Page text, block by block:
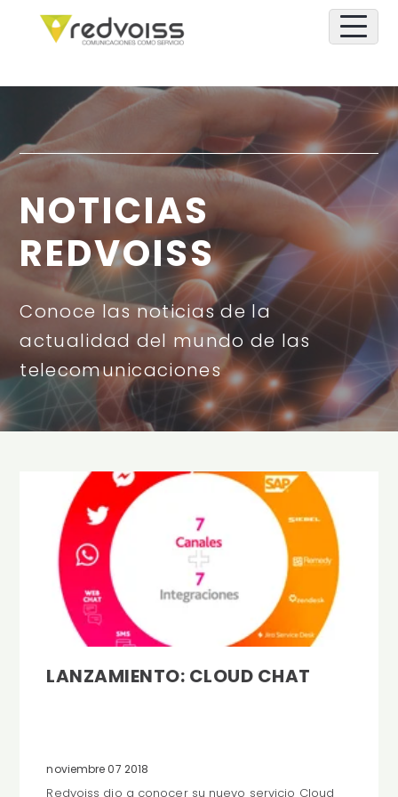
NOTICIAS
REDVOISS
Conoce las noticias de la
actualidad del mundo de las
telecomunicaciones
LANZAMIENTO: CLOUD CHAT
noviembre 07 2018
Redvoiss dio a conocer su nuevo servicio Cloud